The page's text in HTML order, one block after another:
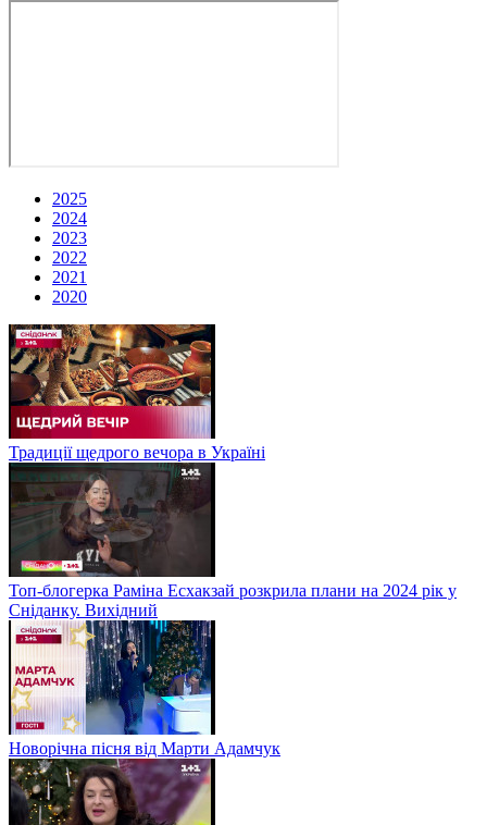
2025
2024
2023
2022
2021
2020
Традиції щедрого вечора в Україні
Топ-блогерка Раміна Есхакзай розкрила плани на 2024 рік у
Сніданку. Вихідний
Новорічна пісня від Марти Адамчук